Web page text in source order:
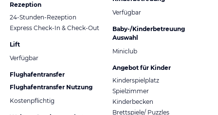
Rezeption
24-Stunden-Rezeption
Express Check-In & Check-Out
Lift
Verfügbar
Flughafentransfer
Flughafentransfer Nutzung
Kostenpflichtig
Verfügbar
Baby-/Kinderbetreuung
Auswahl
Miniclub
Angebot für Kinder
Kinderspielplatz
Spielzimmer
Kinderbecken
Brettspiele/ Puzzles